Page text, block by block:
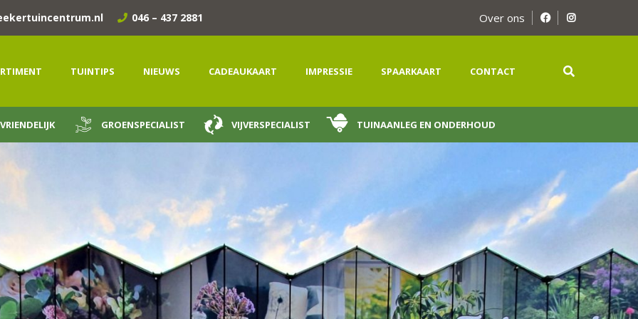
046 – 437 2881 Over ons
TUINTIPS NIEUWS CADEAUKAART IMPRESSIE SPAARKAART CONTACT
GROENSPECIALIST VIJVERSPECIALIST TUINAANLEG EN ONDERHOUD